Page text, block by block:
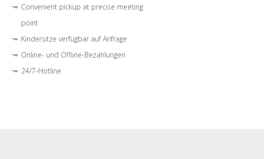
Convenient pickup at precise meeting
point
Kindersitze verfügbar auf Anfrage
Online- und Offline-Bezahlungen
24/7-Hotline